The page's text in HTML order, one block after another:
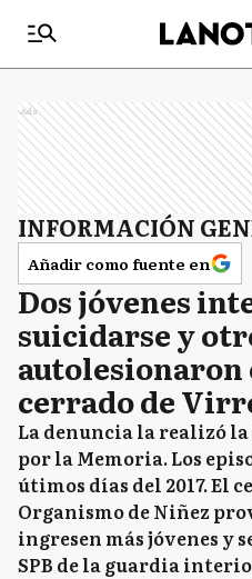
Ads
INFORMACIÓN
Añadir como fuente en
Dos jóvenes
suicidarse y
autolesionaron
cerrado de
La denuncia la realizó
por la Memoria. Los
útimos días del 2017. El
Organismo de Niñez
ingresen más jóvenes y
SPB de la guardia